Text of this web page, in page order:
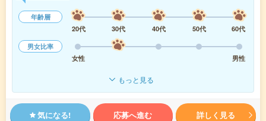
年齢層
20代
30代 40代 50代
60代
男女比率
女性
男性
もっと見る
気になる! 応募へ進む 詳しく見る